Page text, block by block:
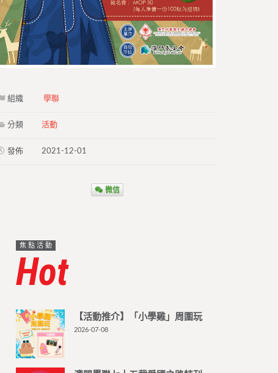
組織 學聯
分類 活動
發佈 2021-12-01
微信
焦點活動
Hot
【活動推介】「小學雞」周圍玩
2026-07-08